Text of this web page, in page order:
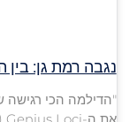
נגבה רמת גן:
"הדילמה הכי רגישה